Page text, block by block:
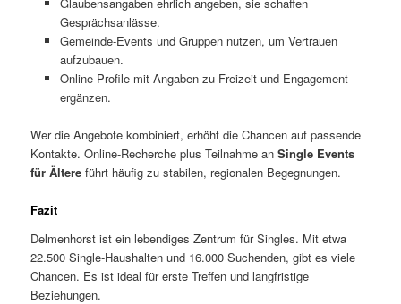
Gesprächsanlässe.
Gemeinde-Events und Gruppen nutzen, um Vertrauen
aufzubauen.
Online-Profile mit Angaben zu Freizeit und Engagement
ergänzen.
Wer die Angebote kombiniert, erhöht die Chancen auf passende
Kontakte. Online-Recherche plus Teilnahme anSingle Events
für Ältere führt häufig zu stabilen, regionalen Begegnungen.
Fazit
Delmenhorst ist ein lebendiges Zentrum für Singles. Mit etwa
22.500 Single-Haushalten und 16.000 Suchenden, gibt es viele
Chancen. Es ist ideal für erste Treffen und langfristige
Beziehungen.